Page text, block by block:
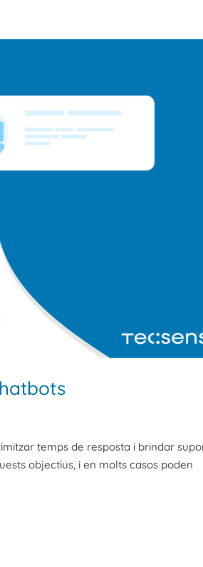
temps de resposta i brindar
objectius, i en molts casos poden